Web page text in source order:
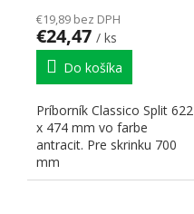
€19,89 bez DPH
€24,47 / ks
Do košíka
Príborník Classico Split 622
x 474 mm vo farbe
antracit. Pre skrinku 700
mm